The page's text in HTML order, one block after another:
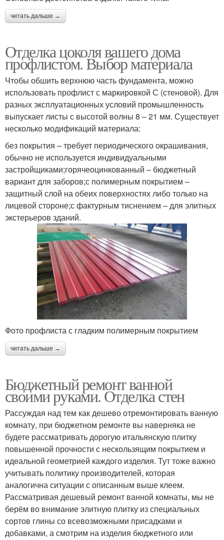
читать дальше →
Отделка цоколя вашего дома
профлистом. Выбор материала
Чтобы обшить верхнюю часть фундамента, можно
использовать профлист с маркировкой С (стеновой). Для
разных эксплуатационных условий промышленность
выпускает листы с высотой волны 8 – 21 мм. Существует
несколько модификаций материала:
без покрытия – требует периодического окрашивания,
обычно не используется индивидуальными
застройщиками;горячеоцинкованный – бюджетный
вариант для заборов;с полимерным покрытием –
защитный слой на обеих поверхностях либо только на
лицевой стороне;с фактурным тиснением – для элитных
экстерьеров зданий.
Фото профлиста с гладким полимерным покрытием
читать дальше →
Бюджетный ремонт ванной
своими руками. Отделка стен
Рассуждая над тем как дешево отремонтировать ванную
комнату, при бюджетном ремонте вы наверняка не
будете рассматривать дорогую итальянскую плитку
повышенной прочности с нескользящим покрытием и
идеальной геометрией каждого изделия. Тут тоже важно
учитывать политику производителей, которая
аналогична ситуации с описанным выше клеем.
Рассматривая дешевый ремонт ванной комнаты, мы не
берём во внимание элитную плитку из специальных
сортов глины со всевозможными присадками и
добавками, а смотрим на изделия бюджетного или